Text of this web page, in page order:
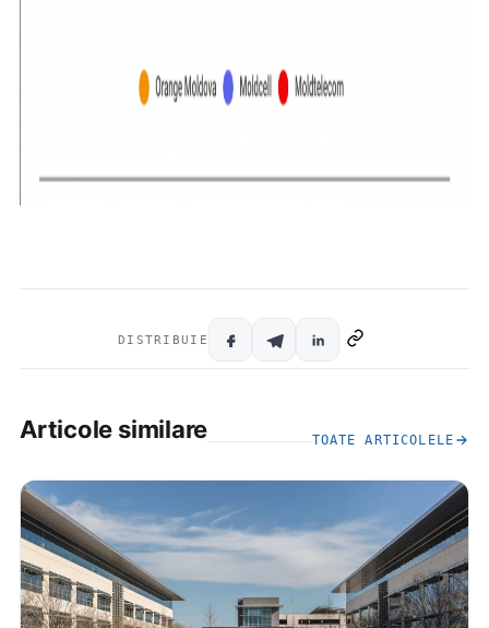
DISTRIBUIE
Articole similare TOATE ARTICOLELE